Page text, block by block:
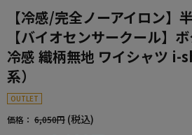
【冷感/完全ノーアイロン】
【バイオセンサークール】
冷感 織柄無地 ワイシャツ i-
系）
OUTLET
価格： 6,050円 (税込)